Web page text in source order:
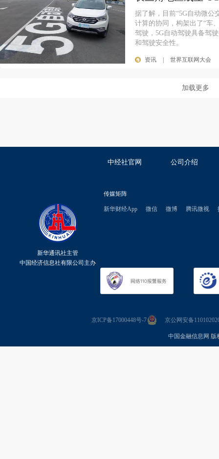
据了解，目前“5G自动微公
计算的协同，构架出了“车
驾驶，5G自动驾驶具备驾
和驾驶安全性。
资讯 世界互联网大会
加载更多
中经社官网 公司介绍
新华通讯社主管
中国经济信息社有限公司主办
传媒矩阵
新华财经App 微信 微博 腾讯微视
京ICP备17000448号-7 京公网安备
中国金融信息网 版